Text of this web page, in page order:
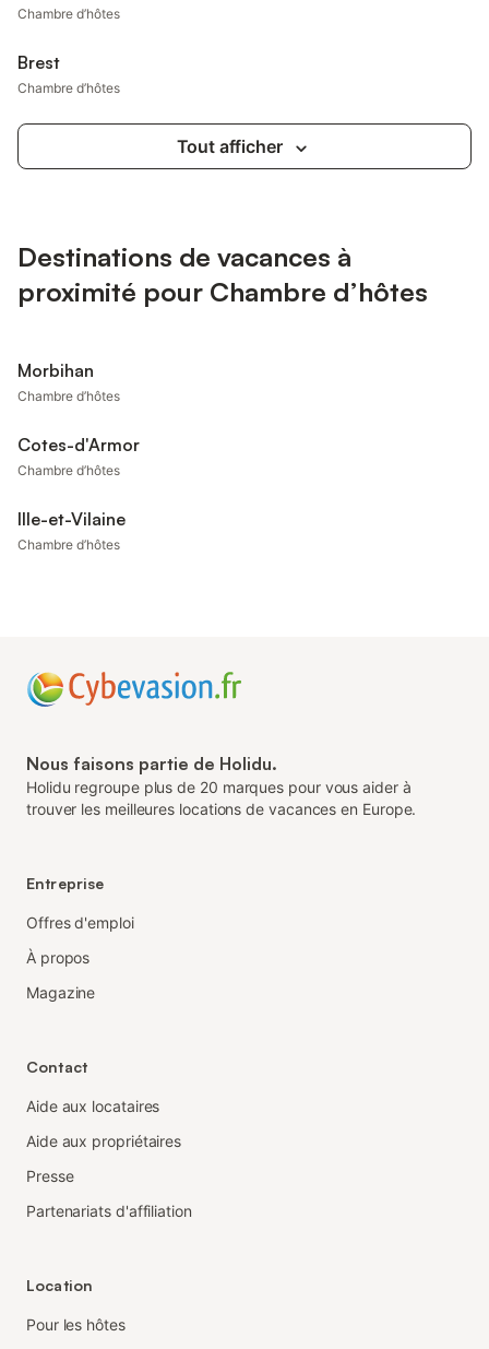
Chambre d’hôtes
Brest
Chambre d’hôtes
Tout afficher
Destinations de vacances à
proximité pour Chambre d’hôtes
Morbihan
Chambre d’hôtes
Cotes-d'Armor
Chambre d’hôtes
Ille-et-Vilaine
Chambre d’hôtes
Nous faisons partie de Holidu.
Holidu regroupe plus de 20 marques pour vous aider à
trouver les meilleures locations de vacances en Europe.
Entreprise
Offres d'emploi
À propos
Magazine
Contact
Aide aux locataires
Aide aux propriétaires
Presse
Partenariats d'affiliation
Location
Pour les hôtes